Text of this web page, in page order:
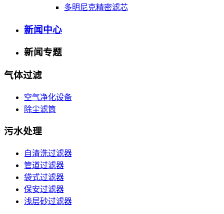
多明尼克精密滤芯
新闻中心
新闻专题
气体过滤
空气净化设备
除尘滤筒
污水处理
自清洗过滤器
管道过滤器
袋式过滤器
保安过滤器
浅层砂过滤器